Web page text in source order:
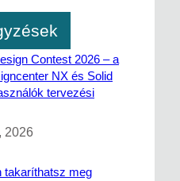
Contest 2026 – a
NX és Solid
tervezési
2026
takaríthatsz meg